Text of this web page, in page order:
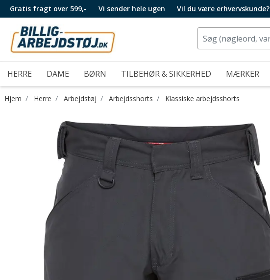
Gratis fragt over 599,- Vi sender hele ugen Vil du være erhvervskunde?
HERRE DAME BØRN TILBEHØR & SIKKERHED MÆRKER
Hjem Herre Arbejdstøj Arbejdsshorts Klassiske arbejdsshorts